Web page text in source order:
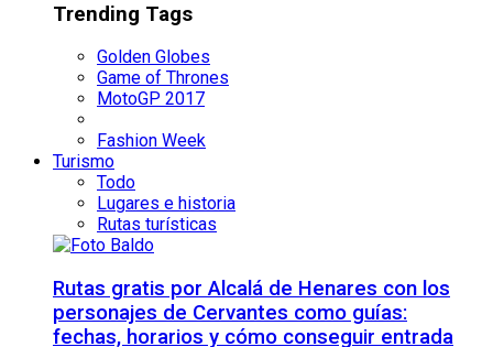
Trending Tags
Golden Globes
Game of Thrones
MotoGP 2017
Fashion Week
Turismo
Todo
Lugares e historia
Rutas turísticas
Rutas gratis por Alcalá de Henares con los
personajes de Cervantes como guías:
fechas, horarios y cómo conseguir entrada